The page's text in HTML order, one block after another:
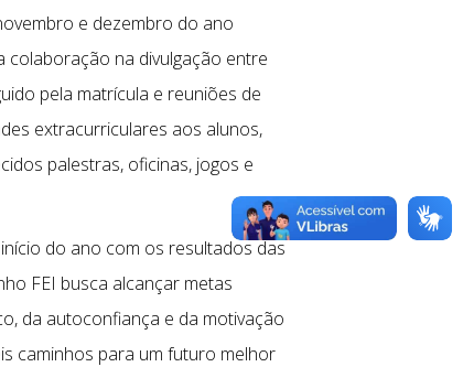
e dezembro do ano
na divulgação entre
pela matrícula e reuniões de
extracurriculares aos alunos,
palestras, oficinas, jogos e
do ano com os resultados das
FEI busca alcançar metas
da autoconfiança e da motivação
caminhos para um futuro melhor